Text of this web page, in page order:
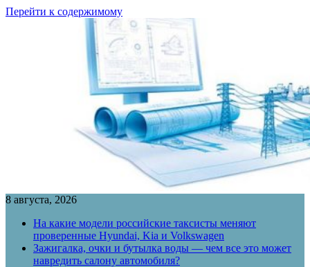
Перейти к содержимому
8 августа, 2026
На какие модели российские таксисты меняют
проверенные Hyundai, Kia и Volkswagen
Зажигалка, очки и бутылка воды — чем все это может
навредить салону автомобиля?